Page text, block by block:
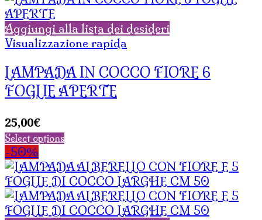
Aggiungi alla lista dei desideri
Visualizzazione rapida
LAMPADA IN COCCO FIORE 6
FOGLIE APERTE
25,00€
Select options
-50%